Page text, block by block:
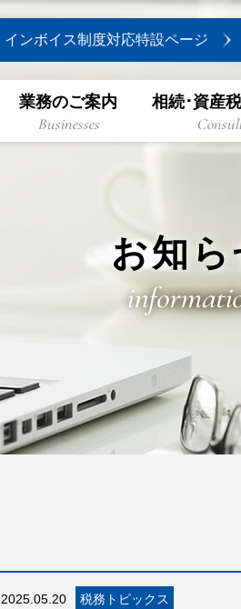
インボイス制度対応特設ページ
業務のご案内
Businesses
相続･資産
お知ら
2025.05.20 税務トピックス